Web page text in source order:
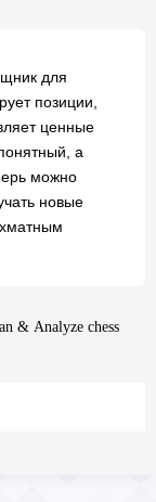
для
позиции,
ценные
а
можно
новые
& Analyze chess